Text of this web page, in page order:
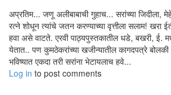
अप्रतिम... जणू अलीबाबाची गुहाच... सरांच्या जिदीला,
रत्ने शोधून त्यांचे जतन करण्याच्या वृत्तीला सलाम! खरा
हवा असे वाटते. एरवी पाठ्यपुस्तकातील धडे, बखरी, ई.
येतात.. पण कुमठेकरांच्या खजीन्यातील कागदपत्रे
भविष्यात एकदा तरी सरांना भेटायलाच हवे...
Log in to post comments